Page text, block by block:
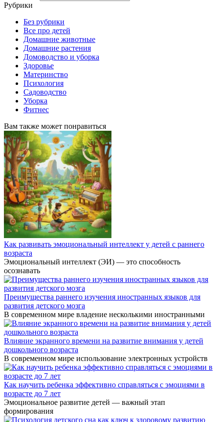
Рубрики
Без рубрики
Все про детей
Домашние животные
Домашние растения
Домоводство и уборка
Здоровье
Материнство
Психология
Садоводство
Уборка
Фитнес
Вам также может понравиться
Как развивать эмоциональный интеллект у детей с раннего
возраста
Эмоциональный интеллект (ЭИ) — это способность
осознавать
Преимущества раннего изучения иностранных языков для
развития детского мозга
В современном мире владение несколькими иностранными
Влияние экранного времени на развитие внимания у детей
дошкольного возраста
В современном мире использование электронных устройств
Как научить ребенка эффективно справляться с эмоциями в
возрасте до 7 лет
Эмоциональное развитие детей — важный этап
формирования